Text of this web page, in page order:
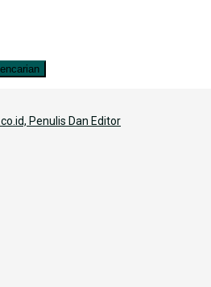
Penulis Dan Editor